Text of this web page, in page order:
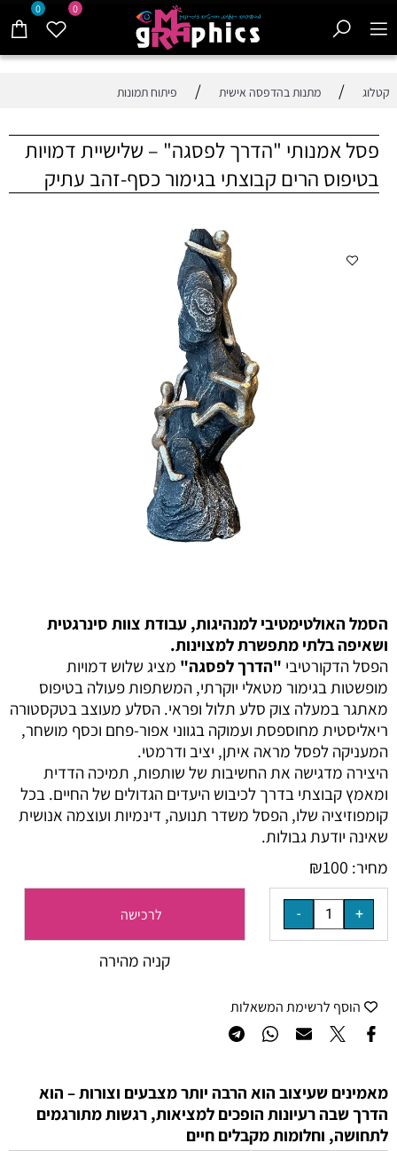
0 0
קטלוג / מתנות בהדפסה אישית / פיתוח תמונות
פסל אמנותי "הדרך לפסגה" – שלישיית דמויות
בטיפוס הרים קבוצתי בגימור כסף-זהב עתיק
הסמל האולטימטיבי למנהיגות, עבודת צוות סינרגטית
ושאיפה בלתי מתפשרת למצוינות.
הפסל הדקורטיבי "הדרך לפסגה" מציג שלוש דמויות
מופשטות בגימור מטאלי יוקרתי, המשתפות פעולה בטיפוס
מאתגר במעלה צוק סלע תלול ופראי. הסלע מעוצב בטקסטורה
ריאליסטית מחוספסת ועמוקה בגווני אפור-פחם וכסף מושחר,
המעניקה לפסל מראה איתן, יציב ודרמטי.
היצירה מדגישה את החשיבות של שותפות, תמיכה הדדית
ומאמץ קבוצתי בדרך לכיבוש היעדים הגדולים של החיים. בכל
קומפוזיציה שלו, הפסל משדר תנועה, דינמיות ועוצמה אנושית
שאינה יודעת גבולות.
מחיר:
₪100
לרכישה
קניה מהירה
הוסף לרשימת המשאלות
מאמינים שעיצוב הוא הרבה יותר מצבעים וצורות – הוא
הדרך שבה רעיונות הופכים למציאות, רגשות מתורגמים
לתחושה, וחלומות מקבלים חיים